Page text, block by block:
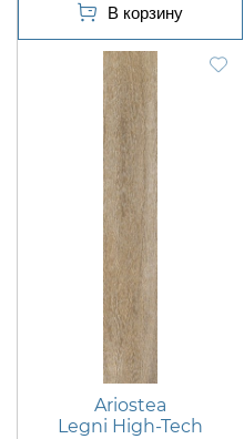
Ariostea
Legni High-Tech